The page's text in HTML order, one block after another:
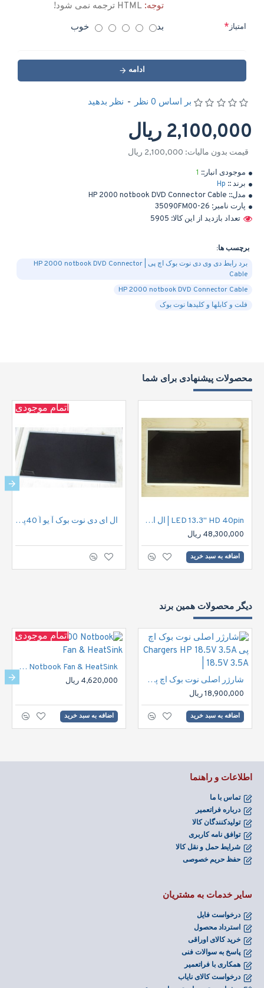
توجه:
امتیاز بد خوب
ادامه
موجودی انبار:: 1
برند :: Hp
مدل:: HP 2000 notbook DVD Connector Cable
پارت نامبر: 35090FM00-26
تعداد بازدید از این کالا: 5905
بر اساس 0 نظر - نظر بدهید
2,100,000 ریال
قیمت بدون مالیات: 2,100,000 ریال
برچسب ها:
برد رابط دی وی دی نوت بوک اچ پی | HP 2000 notbook DVD Connector
Cable
HP 2000 notbook DVD Connector Cable
فلت و کابلها و کلیدها نوت بوک
محصولات پیشنهادی برای شما
LED 13.3" HD 40pin | ال ای دی نوت بوک اچ دی 40پین
48,300,000 ریال
اضافه به سبد خرید
اتمام موجودی
ال ای دی نوت بوک آ یو اُ 40پین |LED 15.6" HD 40pin
دیگر محصولات همین برند
شارژر اصلی نوت بوک اچ پی Chargers HP 18.5V 3.5A | 18.5V 3.5A
18,900,000 ریال
اضافه به سبد خرید
اتمام موجودی
HP DV6000 Notbook Fan & HeatSink
4,620,000 ریال
اضافه به سبد خرید
اطلاعات و راهنما
تماس با ما
درباره فراتعمیر
تولیدکنندگان کالا
توافق نامه کاربری
شرایط حمل و نقل کالا
حفظ حریم خصوصی
سایر خدمات به مشتریان
درخواست فایل
استرداد محصول
خرید کالای اوراقی
پاسخ به سوالات فنی
همکاری با فراتعمیر
درخواست کالای نایاب